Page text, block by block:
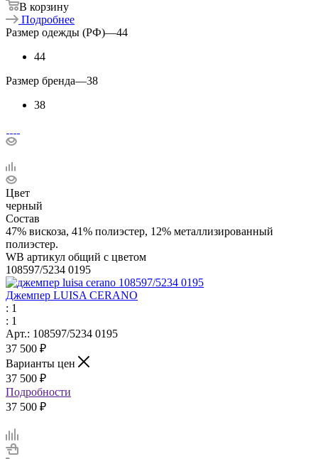
В корзину
Подробнее
Размер одежды (РФ)—44
44
Размер бренда—38
38
Цвет
черный
Состав
47% вискоза, 41% полиэстер, 12% металлизированный
полиэстер.
WB артикул общий с цветом
108597/5234 0195
Джемпер LUISA CERANO
: 1
: 1
Арт.: 108597/5234 0195
37 500 ₽
Варианты цен
37 500 ₽
Подробности
37 500 ₽